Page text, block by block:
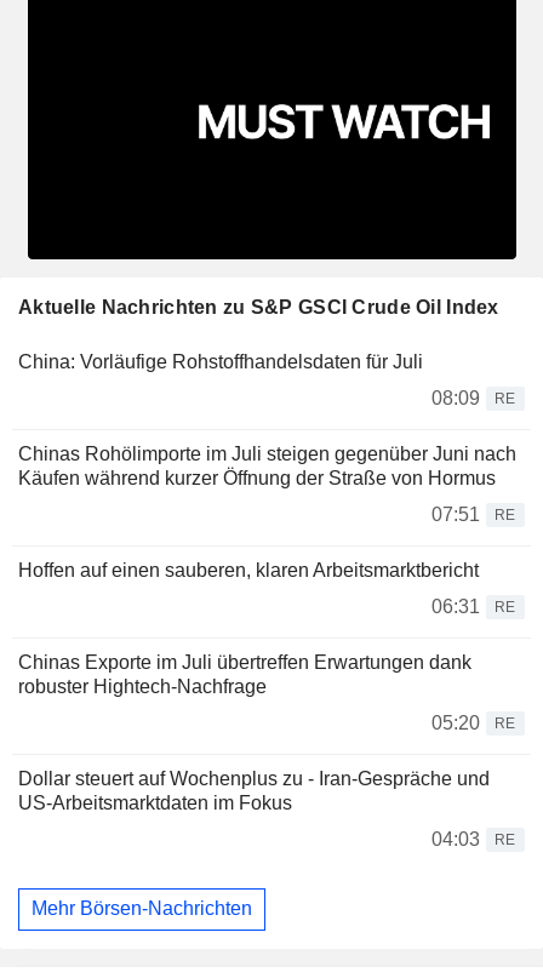
Aktuelle Nachrichten zu S&P GSCI Crude Oil Index
China: Vorläufige Rohstoffhandelsdaten für Juli
08:09
RE
Chinas Rohölimporte im Juli steigen gegenüber Juni nach
Käufen während kurzer Öffnung der Straße von Hormus
07:51
RE
Hoffen auf einen sauberen, klaren Arbeitsmarktbericht
06:31
RE
Chinas Exporte im Juli übertreffen Erwartungen dank
robuster Hightech-Nachfrage
05:20
RE
Dollar steuert auf Wochenplus zu - Iran-Gespräche und
US-Arbeitsmarktdaten im Fokus
04:03
RE
Mehr Börsen-Nachrichten